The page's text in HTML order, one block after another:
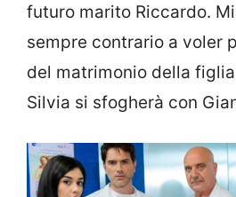
futuro marito Riccardo.
sempre contrario a voler
del matrimonio della
Silvia si sfogherà con